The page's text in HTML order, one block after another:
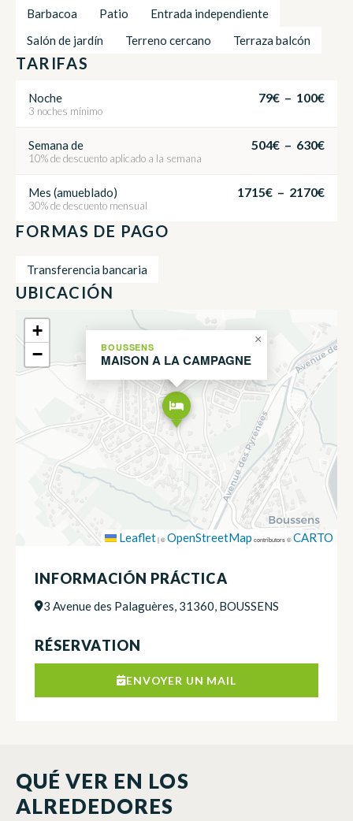
Barbacoa Patio
Entrada independiente
Salón de jardín
Terreno cercano Terraza balcón
TARIFAS
Noche 79€ – 100€
3 noches mínimo
Semana de 504€ – 630€
10% de descuento aplicado a la semana
Mes (amueblado) 1715€ – 2170€
30% de descuento mensual
FORMAS DE PAGO
Transferencia bancaria
UBICACIÓN
BOUSSENS
MAISON A LA CAMPAGNE
×
+
−
Leaflet|©OpenStreetMap contributors ©CARTO
INFORMACIÓN PRÁCTICA
3 Avenue des Palaguères, 31360, BOUSSENS
RÉSERVATION
ENVOYER UN MAIL
QUÉ VER EN LOS
ALREDEDORES